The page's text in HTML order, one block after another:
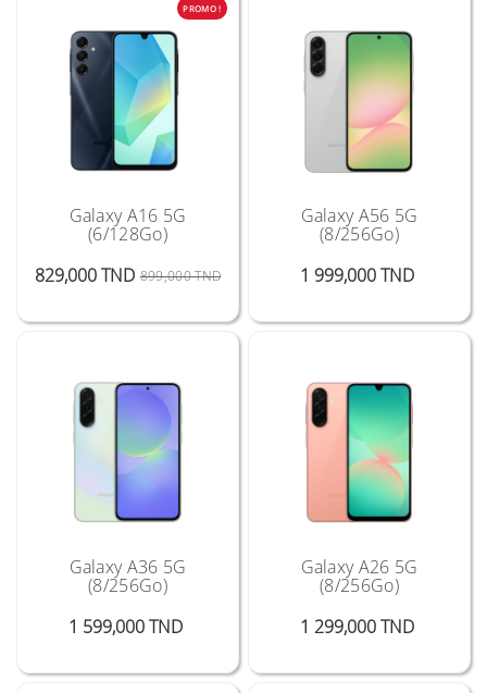
PROMO !
Galaxy A16 5G
(6/128Go)
829,000 TND 899,000 TNDPrix Public
Prix
Galaxy A56 5G
(8/256Go)
1 999,000 TND
Galaxy A36 5G
(8/256Go)
1 599,000 TND
Galaxy A26 5G
(8/256Go)
1 299,000 TND